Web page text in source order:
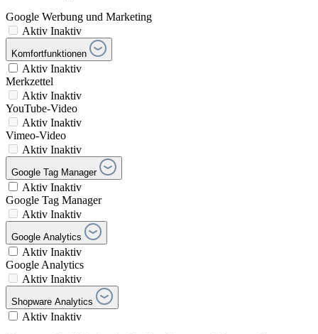
Google Werbung und Marketing
Aktiv Inaktiv
Komfortfunktionen
Aktiv Inaktiv
Merkzettel
Aktiv Inaktiv
YouTube-Video
Aktiv Inaktiv
Vimeo-Video
Aktiv Inaktiv
Google Tag Manager
Aktiv Inaktiv
Google Tag Manager
Aktiv Inaktiv
Google Analytics
Aktiv Inaktiv
Google Analytics
Aktiv Inaktiv
Shopware Analytics
Aktiv Inaktiv